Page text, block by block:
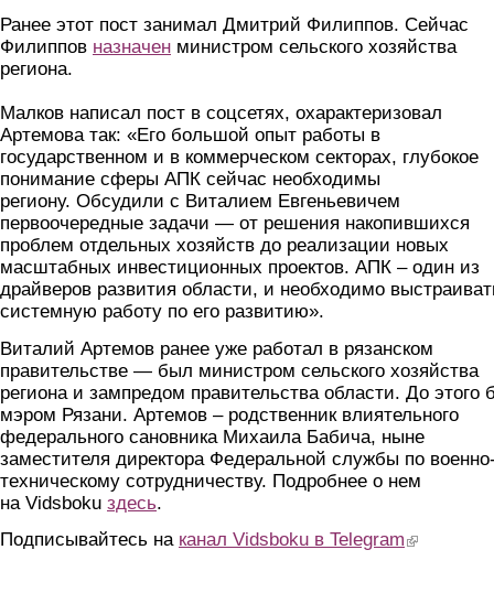
Ранее этот пост занимал Дмитрий Филиппов. Сейчас
Филиппов назначен министром сельского хозяйства
региона.
Малков написал пост в соцсетях, охарактеризовал
Артемова так: «Его большой опыт работы в
государственном и в коммерческом секторах, глубокое
понимание сферы АПК сейчас необходимы
региону. Обсудили с Виталием Евгеньевичем
первоочередные задачи — от решения накопившихся
проблем отдельных хозяйств до реализации новых
масштабных инвестиционных проектов. АПК – один из
драйверов развития области, и необходимо
системную работу по его развитию».
Виталий Артемов ранее уже работал в рязанском
правительстве — был министром сельского хозяйства
региона и зампредом правительства области. До этого
мэром Рязани. Артемов – родственник влиятельного
федерального сановника Михаила Бабича, ныне
заместителя директора Федеральной службы по
техническому сотрудничеству. Подробнее о нем
на Vidsboku здесь.
Подписывайтесь на канал Vidsboku в Telegram (link is